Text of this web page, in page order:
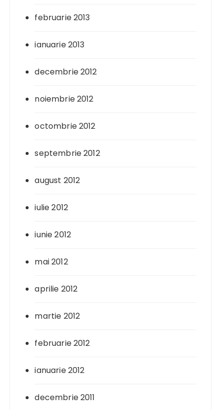
februarie 2013
ianuarie 2013
decembrie 2012
noiembrie 2012
octombrie 2012
septembrie 2012
august 2012
iulie 2012
iunie 2012
mai 2012
aprilie 2012
martie 2012
februarie 2012
ianuarie 2012
decembrie 2011